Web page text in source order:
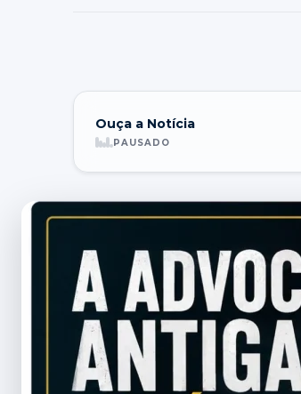
Ouça a Notícia
PAUSADO